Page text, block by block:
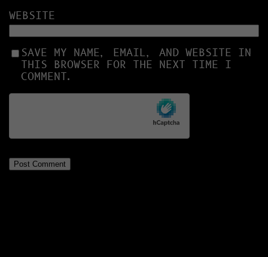
WEBSITE
SAVE MY NAME, EMAIL, AND WEBSITE IN
THIS BROWSER FOR THE NEXT TIME I
COMMENT.